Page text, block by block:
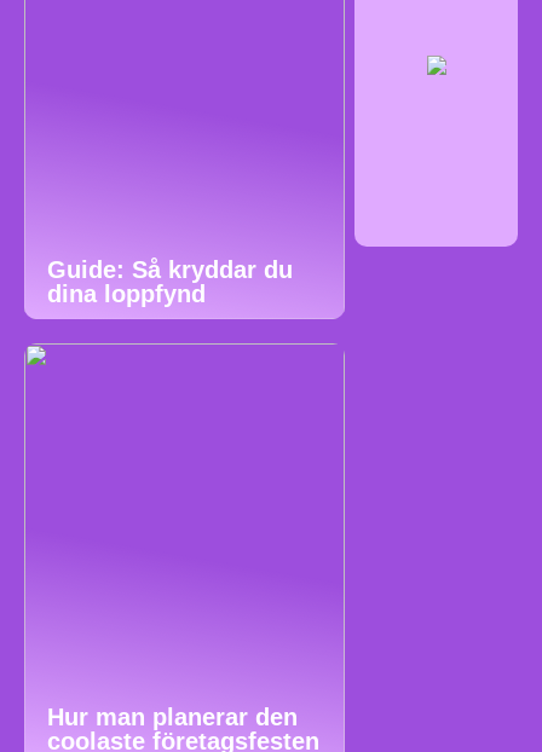
Guide: Så kryddar du
dina loppfynd
Hur man planerar den
coolaste företagsfesten